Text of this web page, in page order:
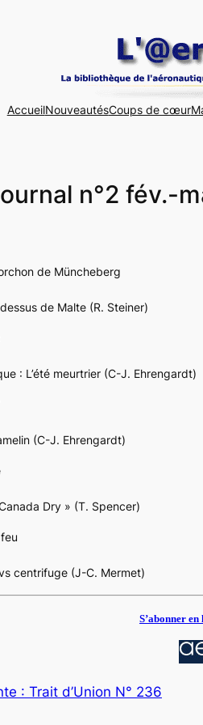
AccueilNouveautésCoups de cœur
n°2 fév.-
de Müncheberg
de Malte (R. Steiner)
: L’été meurtrier (C-J. Ehrengardt)
(C-J. Ehrengardt)
Dry » (T. Spencer)
centrifuge (J-C. Mermet)
S’abonner
: Trait d’Union N° 236